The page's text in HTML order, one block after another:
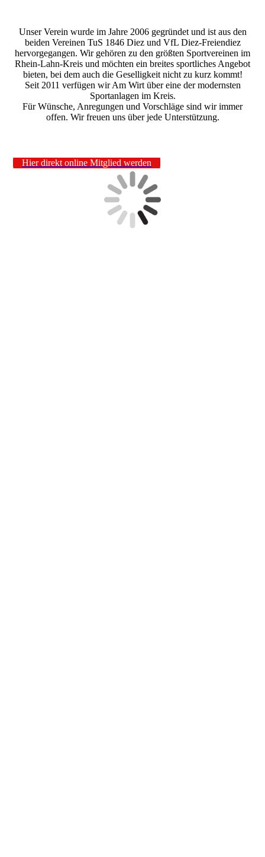
Unser Verein wurde im Jahre 2006 gegründet und ist aus den
beiden Vereinen TuS 1846 Diez und VfL Diez-Freiendiez
hervorgegangen. Wir gehören zu den größten Sportvereinen im
Rhein-Lahn-Kreis und möchten ein breites sportliches Angebot
bieten, bei dem auch die Geselligkeit nicht zu kurz kommt!
Seit 2011 verfügen wir Am Wirt über eine der modernsten
Sportanlagen im Kreis.
Für Wünsche, Anregungen und Vorschläge sind wir immer
offen. Wir freuen uns über jede Unterstützung.
Hier direkt online Mitglied werden